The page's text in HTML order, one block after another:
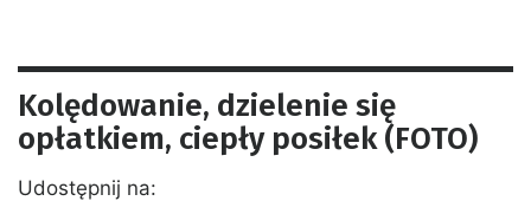
Kolędowanie, dzielenie się
opłatkiem, ciepły posiłek (FOTO)
Udostępnij na: